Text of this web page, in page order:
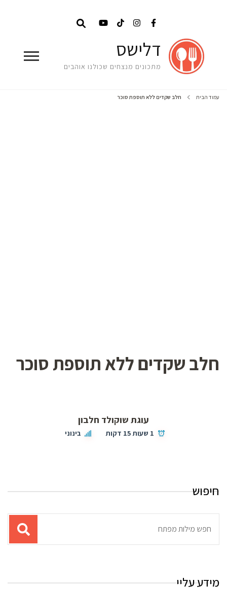
דלישס
מתכונים מנצחים שכולנו אוהבים
עמוד הבית חלב שקדים ללא תוספת סוכר
חלב שקדים ללא תוספת סוכר
עוגת שוקולד חלבון
1 שעות 15 דקות בינוני
חיפוש
מידע עליי